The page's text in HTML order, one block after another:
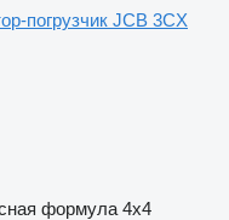
погрузчик JCB 3CX
формула 4x4